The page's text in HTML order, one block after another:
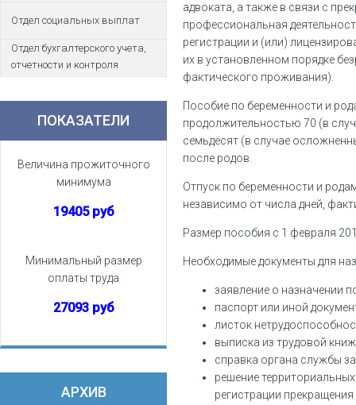
Отдел социальных выплат
Отдел бухгалтерского учета,
отчетности и контроля
ПОКАЗАТЕЛИ
Величина прожиточного
минимума
19405 руб
Минимальный размер
оплаты труда
27093 руб
АРХИВ
адвоката, а также в связи с
профессиональная
регистрации и (или)
их в установленном порядке
фактического проживания).
Пособие по беременности и
продолжительностью 70 (в
семьдесят (в случае
после родов.
Отпуск по беременности и
независимо от числа дней,
Размер пособия с 1 февраля
Необходимые документы для
заявление о назначении
паспорт или иной
листок
выписка из трудовой
справка органа службы
решение
регистрации